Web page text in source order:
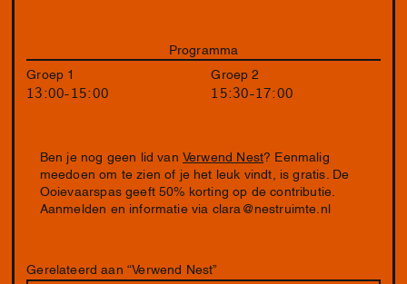
Programma
Groep 1
13:00-15:00
Groep 2
15:30-17:00
Ben je nog geen lid van Verwend Nest? Eenmalig
meedoen om te zien of je het leuk vindt, is gratis. De
Ooievaarspas geeft 50% korting op de contributie.
Aanmelden en informatie via clara@nestruimte.nl
Gerelateerd aan “Verwend Nest”